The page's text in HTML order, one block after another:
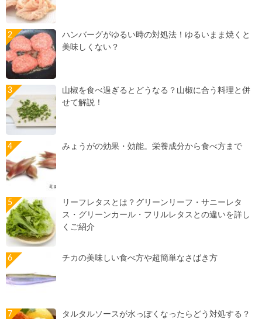
ハンバーグがゆるい時の対処法！ゆるいまま焼くと
美味しくない？
山椒を食べ過ぎるとどうなる？山椒に合う料理と併
せて解説！
みょうがの効果・効能。栄養成分から食べ方まで
リーフレタスとは？グリーンリーフ・サニーレタ
ス・グリーンカール・フリルレタスとの違いを詳し
くご紹介
チカの美味しい食べ方や超簡単なさばき方
タルタルソースが水っぽくなったらどう対処する？